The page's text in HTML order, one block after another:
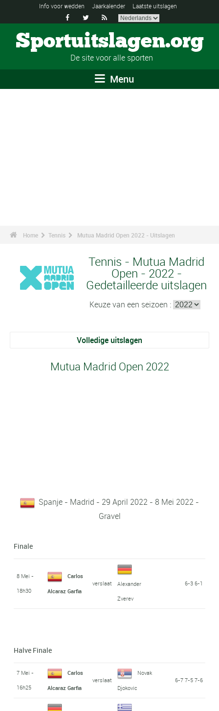
Info voor wedden Jaarkalender Laatste uitslagen
  
Sportuitslagen.org
De site voor alle sporten
Menu
Home Tennis Mutua Madrid Open 2022 - Uitslagen
Tennis - Mutua Madrid
Open - 2022 -
Gedetailleerde uitslagen
Keuze van een seizoen :
Volledige uitslagen
Mutua Madrid Open 2022
Spanje - Madrid - 29 April 2022 - 8 Mei 2022 -
Gravel
Finale
8 Mei -
18h30
Carlos
Alcaraz Garfia
verslaat
Alexander
Zverev
6-3 6-1
Halve Finale
7 Mei -
16h25
Carlos
Alcaraz Garfia
verslaat
Novak
Djokovic
6-7 7-5 7-6